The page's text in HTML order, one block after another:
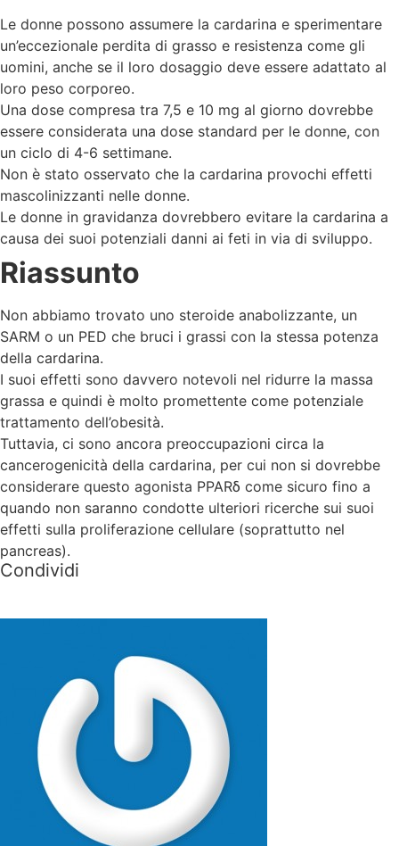
Le donne possono assumere la cardarina e sperimentare
un’eccezionale perdita di grasso e resistenza come gli
uomini, anche se il loro dosaggio deve essere adattato al
loro peso corporeo.
Una dose compresa tra 7,5 e 10 mg al giorno dovrebbe
essere considerata una dose standard per le donne, con
un ciclo di 4-6 settimane.
Non è stato osservato che la cardarina provochi effetti
mascolinizzanti nelle donne.
Le donne in gravidanza dovrebbero evitare la cardarina a
causa dei suoi potenziali danni ai feti in via di sviluppo.
Riassunto
Non abbiamo trovato uno steroide anabolizzante, un
SARM o un PED che bruci i grassi con la stessa potenza
della cardarina.
I suoi effetti sono davvero notevoli nel ridurre la massa
grassa e quindi è molto promettente come potenziale
trattamento dell’obesità.
Tuttavia, ci sono ancora preoccupazioni circa la
cancerogenicità della cardarina, per cui non si dovrebbe
considerare questo agonista PPARδ come sicuro fino a
quando non saranno condotte ulteriori ricerche sui suoi
effetti sulla proliferazione cellulare (soprattutto nel
pancreas).
Condividi